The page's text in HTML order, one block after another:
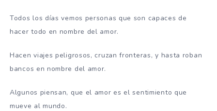
Todos los días vemos personas que son capaces de
hacer todo en nombre del amor.
Hacen viajes peligrosos, cruzan fronteras, y hasta roban
bancos en nombre del amor.
Algunos piensan, que el amor es el sentimiento que
mueve al mundo.